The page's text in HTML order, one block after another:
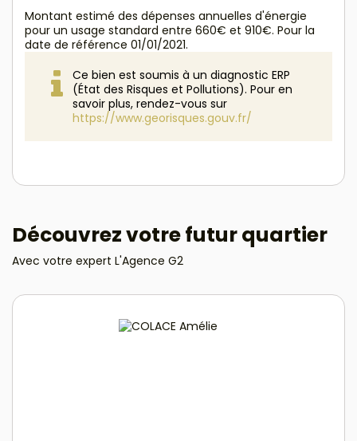
Montant estimé des dépenses annuelles d'énergie
pour un usage standard entre 660€ et 910€. Pour la
date de référence 01/01/2021.
Ce bien est soumis à un diagnostic ERP
(État des Risques et Pollutions). Pour en
savoir plus, rendez-vous sur
https://www.georisques.gouv.fr/
Découvrez votre futur quartier
Avec votre expert L'Agence G2